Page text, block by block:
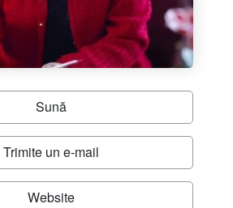
Sună
Trimite un e-mail
Website